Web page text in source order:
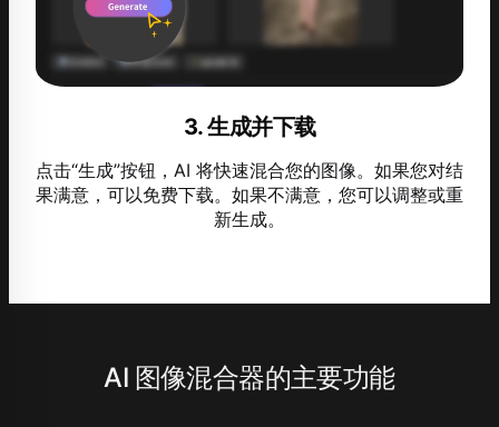
3. 生成并下载
点击“生成”按钮，AI 将快速混合您的图像。如果您对结
果满意，可以免费下载。如果不满意，您可以调整或重
新生成。
AI 图像混合器的主要功能